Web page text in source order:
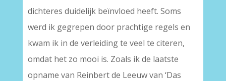
dichteres duidelijk beïnvloed heeft. Soms
werd ik gegrepen door prachtige regels en
kwam ik in de verleiding te veel te citeren,
omdat het zo mooi is. Zoals ik de laatste
opname van Reinbert de Leeuw van ‘Das